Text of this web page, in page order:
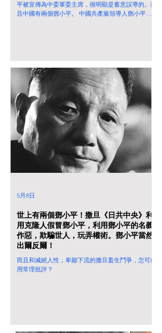
平被宣傳為中委軍委主席，很明顯是蓄意誤導的。而
且中國有兩個鄧小平。 中國共產黨領導人鄧小平當
波。
世上有兩個鄧小平！撒旦《日共中央》利
用克隆人假冒鄧小平，利用鄧小平的名義
作惡，欺騙世人，玩弄權術。鄧小平當然
出爾反爾！
而且和滅絕人性，卑鄙下流的撒旦畜生鬥爭，怎可能
用常理批評？
5月8日